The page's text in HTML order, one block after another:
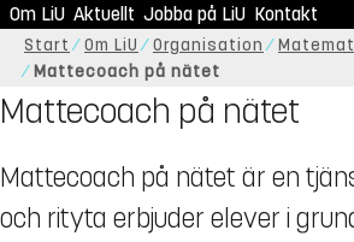
Om LiU Aktuellt Jobba på LiU Kontakt
Start Om LiU Organisation
Mattecoach på nätet
Mattecoach på nätet
Mattecoach på nätet är en
och rityta erbjuder elever i